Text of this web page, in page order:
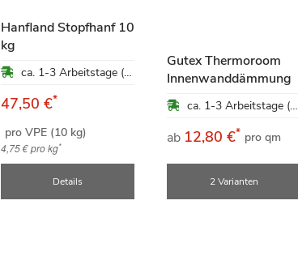
Hanfland Stopfhanf 10
kg
ca. 1-3 Arbeitstage (Mo-Fr)
47,50 €*
pro VPE (10 kg)
4,75 €pro kg*
Details
Gutex Thermoroom
Innenwanddämmung
ca. 1-3 Arbeitstage (Mo-Fr)
ab 12,80 €* pro qm
2 Varianten